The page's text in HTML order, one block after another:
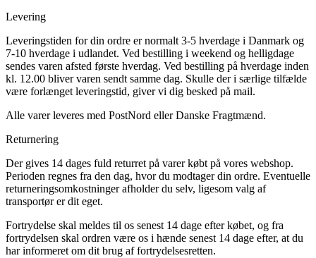
Levering
Leveringstiden for din ordre er normalt 3-5 hverdage i Danmark og
7-10 hverdage i udlandet. Ved bestilling i weekend og helligdage
sendes varen afsted første hverdag. Ved bestilling på hverdage inden
kl. 12.00 bliver varen sendt samme dag. Skulle der i særlige tilfælde
være forlænget leveringstid, giver vi dig besked på mail.
Alle varer leveres med PostNord eller Danske Fragtmænd.
Returnering
Der gives 14 dages fuld returret på varer købt på vores webshop.
Perioden regnes fra den dag, hvor du modtager din ordre. Eventuelle
returneringsomkostninger afholder du selv, ligesom valg af
transportør er dit eget.
Fortrydelse skal meldes til os senest 14 dage efter købet, og fra
fortrydelsen skal ordren være os i hænde senest 14 dage efter, at du
har informeret om dit brug af fortrydelsesretten.